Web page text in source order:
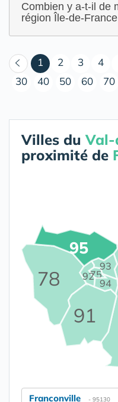
Combien y a-t-il de
région Île-de-
1 (courant)
2 3 4
30
40 50 60 70
Villes duVal-
proximité de
75
78
91
92
93
94
95
Franconville - 95130